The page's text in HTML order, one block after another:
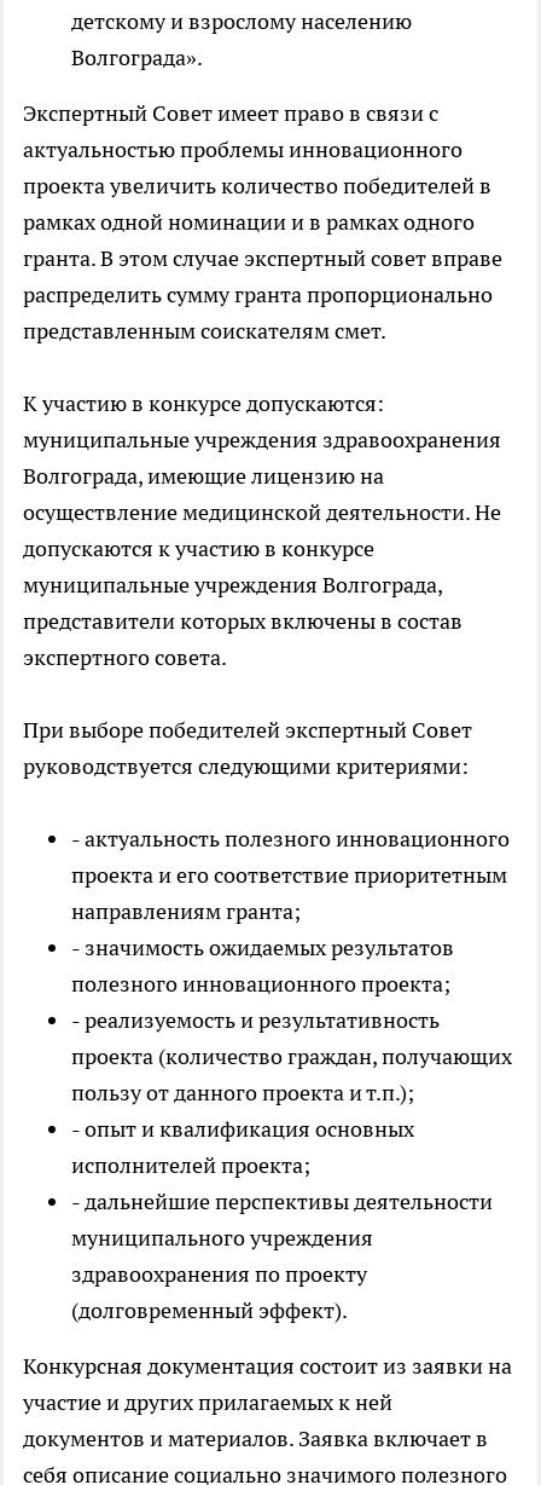
детскому и взрослому населению
Волгограда».
Экспертный Совет имеет право в связи с
актуальностью проблемы инновационного
проекта увеличить количество победителей в
рамках одной номинации и в рамках одного
гранта. В этом случае экспертный совет вправе
распределить сумму гранта пропорционально
представленным соискателям смет.
К участию в конкурсе допускаются:
муниципальные учреждения здравоохранения
Волгограда, имеющие лицензию на
осуществление медицинской деятельности. Не
допускаются к участию в конкурсе
муниципальные учреждения Волгограда,
представители которых включены в состав
экспертного совета.
При выборе победителей экспертный Совет
руководствуется следующими критериями:
- актуальность полезного инновационного
проекта и его соответствие приоритетным
направлениям гранта;
- значимость ожидаемых результатов
полезного инновационного проекта;
- реализуемость и результативность
проекта (количество граждан, получающих
пользу от данного проекта и т.п.);
- опыт и квалификация основных
исполнителей проекта;
- дальнейшие перспективы деятельности
муниципального учреждения
здравоохранения по проекту
(долговременный эффект).
Конкурсная документация состоит из заявки на
участие и других прилагаемых к ней
документов и материалов. Заявка включает в
себя описание социально значимого полезного